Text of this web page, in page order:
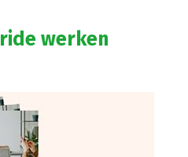
werken